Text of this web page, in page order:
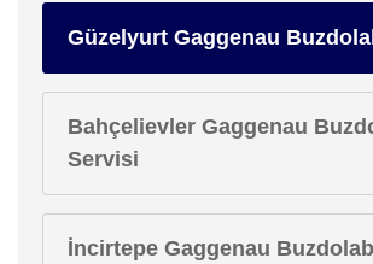
Güzelyurt Gaggenau
Bahçelievler Gaggenau
Servisi
İncirtepe Gaggenau